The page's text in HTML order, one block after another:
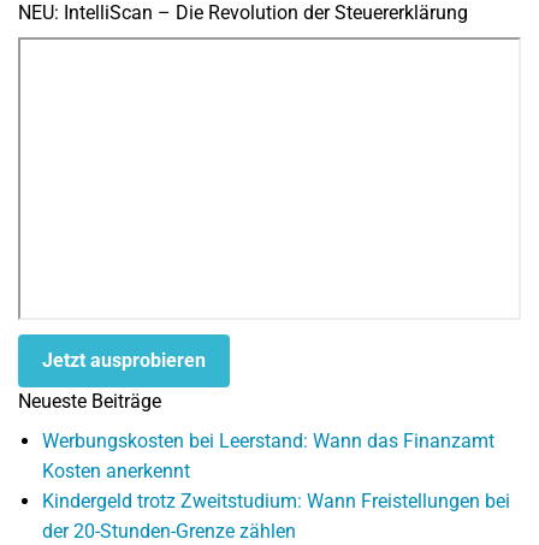
NEU: IntelliScan – Die Revolution der Steuererklärung
Jetzt ausprobieren
Neueste Beiträge
Werbungskosten bei Leerstand: Wann das Finanzamt
Kosten anerkennt
Kindergeld trotz Zweitstudium: Wann Freistellungen bei
der 20-Stunden-Grenze zählen